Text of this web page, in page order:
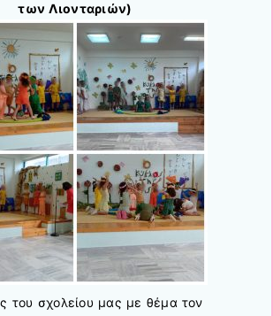
των Λιονταριών)
του σχολείου μας με θέμα τον